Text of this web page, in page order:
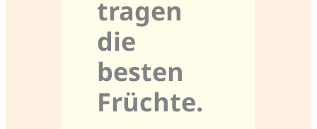
tragen
die
besten
Früchte.